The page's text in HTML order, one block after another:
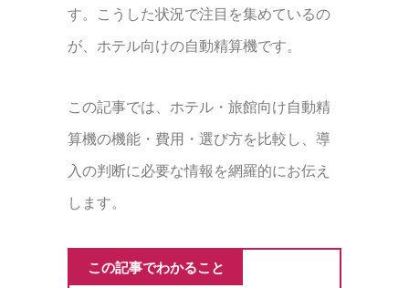
す。こうした状況で注目を集めているの
が、ホテル向けの自動精算機です。
この記事では、ホテル・旅館向け自動精
算機の機能・費用・選び方を比較し、導
入の判断に必要な情報を網羅的にお伝え
します。
この記事でわかること